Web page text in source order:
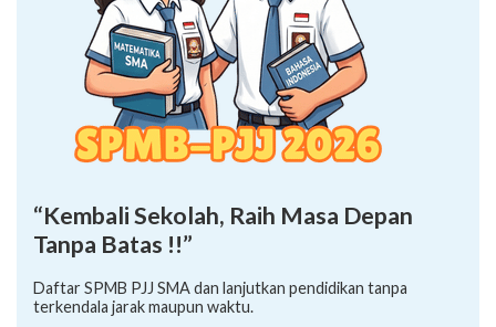
“Kembali Sekolah, Raih Masa Depan
Tanpa Batas !!”
Daftar SPMB PJJ SMA dan lanjutkan pendidikan tanpa
terkendala jarak maupun waktu.